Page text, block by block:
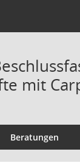
mit
Beratungen